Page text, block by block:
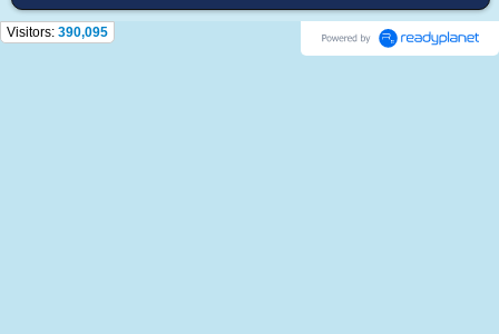
Visitors: 390,095